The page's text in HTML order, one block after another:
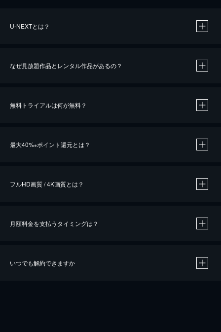
U-NEXTとは？
なぜ見放題作品とレンタル作品があるの？
無料トライアルは何が無料？
最大40%※ポイント還元とは？
※40％ポイント還元の対象は、クレジットカード決済による作品の購入 / レンタルです。
iOSアプリのUコイン決済による作品の購入 / レンタルは、20％のポイント還元です。
フルHD画質 / 4K画質とは？
月額料金を支払うタイミングは？
いつでも解約できますか